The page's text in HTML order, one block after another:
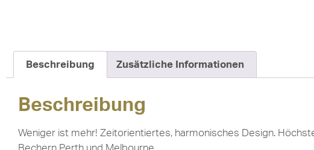
Beschreibung Zusätzliche Informationen
Beschreibung
Weniger ist mehr! Zeitorientiertes, harmonisches Design.